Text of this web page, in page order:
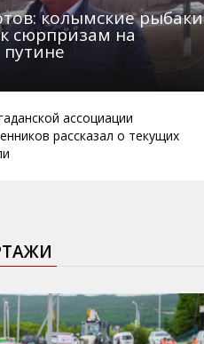
колымские рыбаки
сюрпризам на
ассоциации
рассказал о текущих